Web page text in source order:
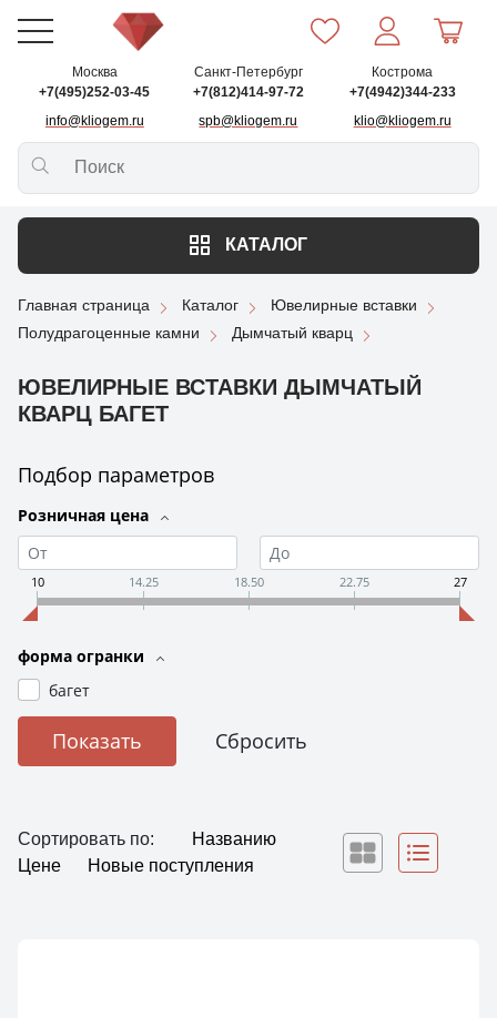
Москва
+7(495)252-03-45
info@kliogem.ru
Санкт-Петербург
+7(812)414-97-72
spb@kliogem.ru
Кострома
+7(4942)344-233
klio@kliogem.ru
КАТАЛОГ
Главная страница Каталог
Ювелирные вставки
Полудрагоценные камни
Дымчатый кварц
ЮВЕЛИРНЫЕ ВСТАВКИ ДЫМЧАТЫЙ
КВАРЦ БАГЕТ
Подбор параметров
Розничная цена
10 14.25 18.50 22.75 27
форма огранки
багет
Сортировать по:
Названию
Цене
Новые поступления